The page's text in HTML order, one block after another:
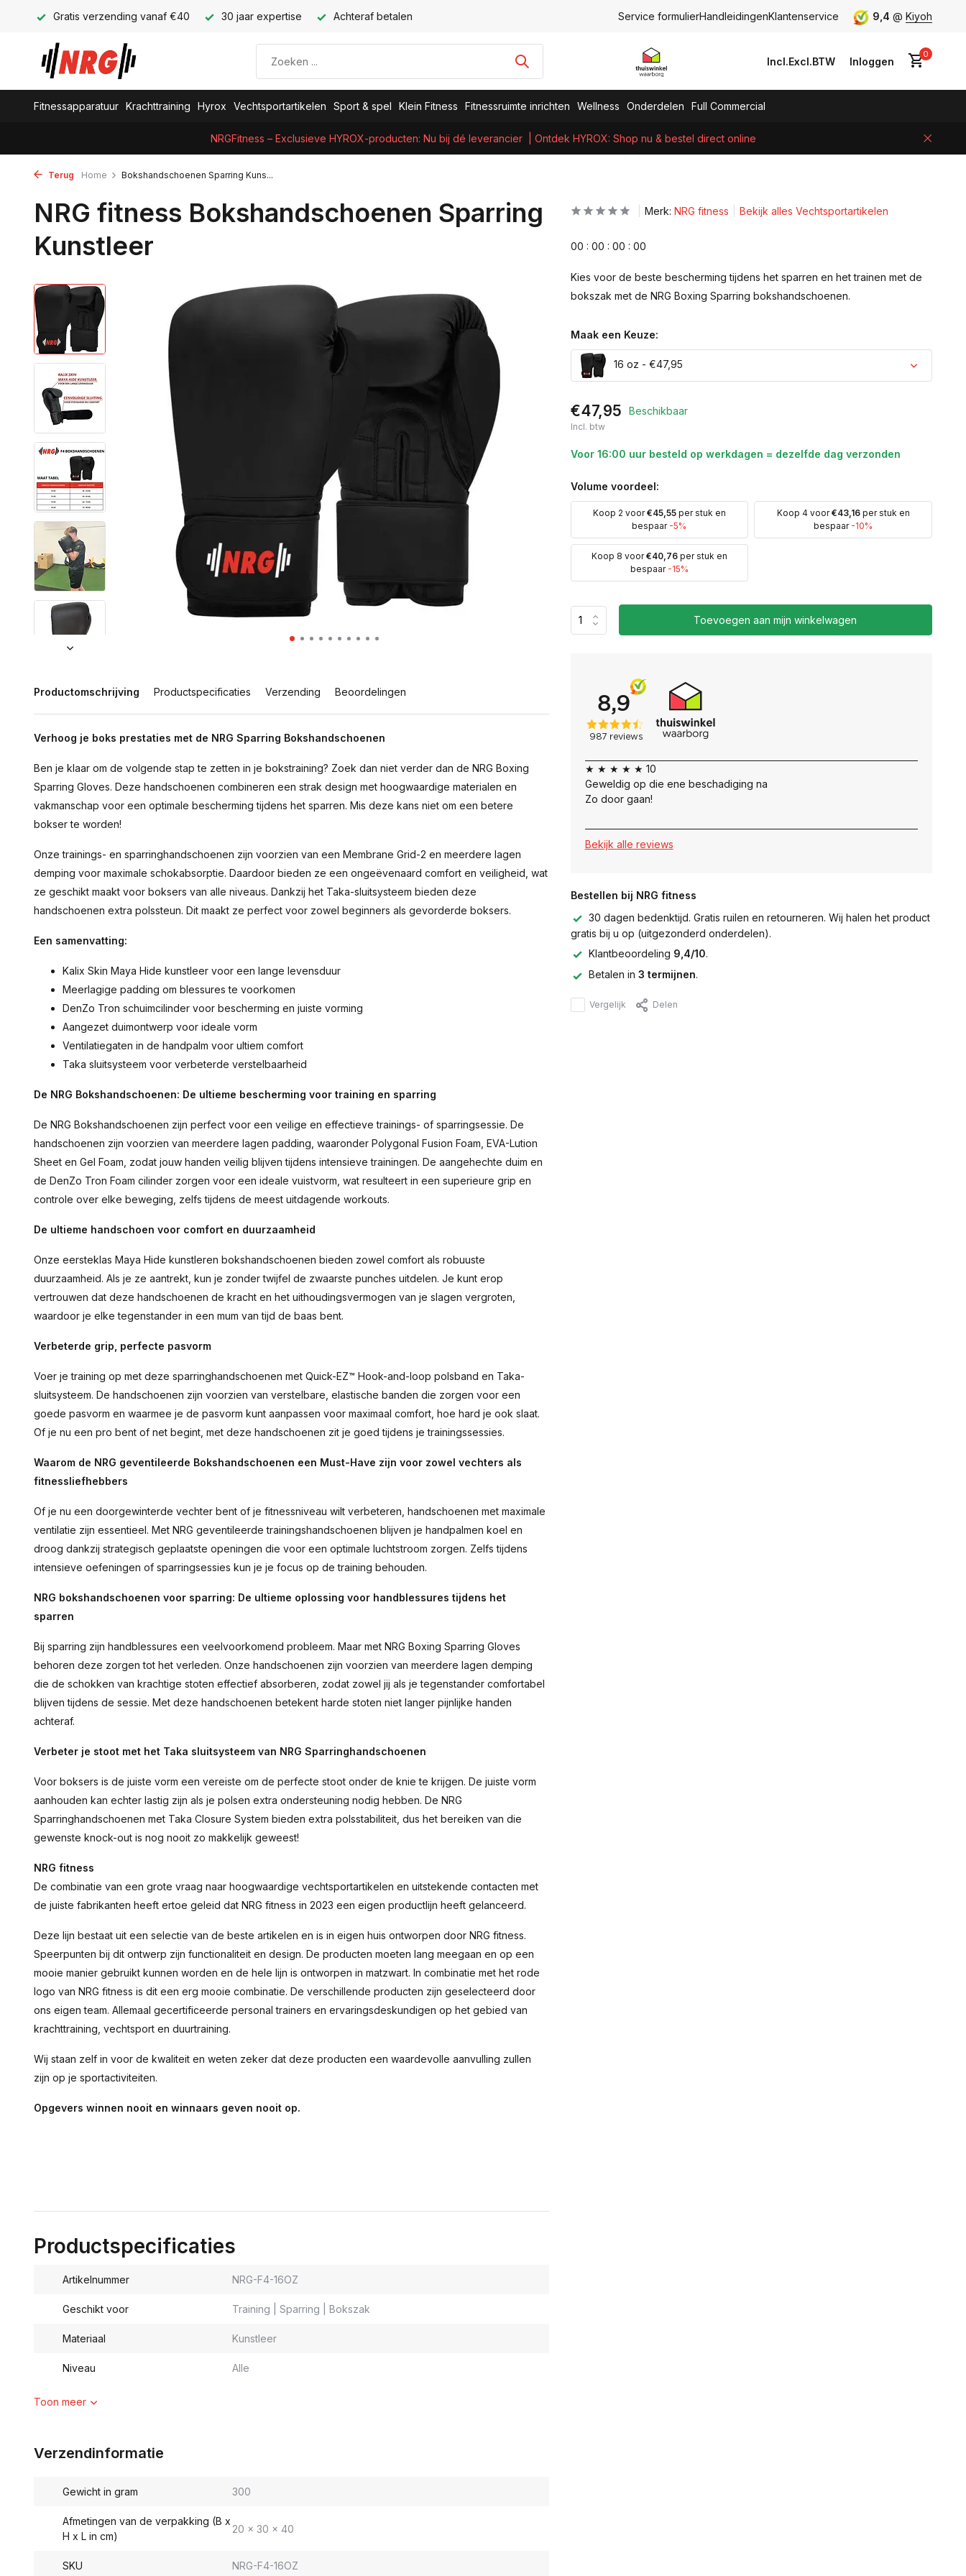
Gratis verzending vanaf €40 30 jaar expertise Achteraf betalen Service formulierHandleidingenKlantenservice 9,4 @ Kiyoh
Incl.Excl.BTW Inloggen
0
Fitnessapparatuur Krachttraining Hyrox Vechtsportartikelen Sport & spel Klein Fitness Fitnessruimte inrichten Wellness Onderdelen Full Commercial
NRGFitness – Exclusieve HYROX-producten: Nu bij dé leverancier | Ontdek HYROX: Shop nu & bestel direct online
Terug Home Bokshandschoenen Sparring Kuns...
NRG fitness Bokshandschoenen Sparring
Kunstleer
Productomschrijving Productspecificaties Verzending Beoordelingen
Verhoog je boks prestaties met de NRG Sparring Bokshandschoenen
Ben je klaar om de volgende stap te zetten in je bokstraining? Zoek dan niet verder dan de NRG Boxing
Sparring Gloves. Deze handschoenen combineren een strak design met hoogwaardige materialen en
vakmanschap voor een optimale bescherming tijdens het sparren. Mis deze kans niet om een betere
bokser te worden!
Onze trainings- en sparringhandschoenen zijn voorzien van een Membrane Grid-2 en meerdere lagen
demping voor maximale schokabsorptie. Daardoor bieden ze een ongeëvenaard comfort en veiligheid, wat
ze geschikt maakt voor boksers van alle niveaus. Dankzij het Taka-sluitsysteem bieden deze
handschoenen extra polssteun. Dit maakt ze perfect voor zowel beginners als gevorderde boksers.
Een samenvatting:
Kalix Skin Maya Hide kunstleer voor een lange levensduur
Meerlagige padding om blessures te voorkomen
DenZo Tron schuimcilinder voor bescherming en juiste vorming
Aangezet duimontwerp voor ideale vorm
Ventilatiegaten in de handpalm voor ultiem comfort
Taka sluitsysteem voor verbeterde verstelbaarheid
De NRG Bokshandschoenen: De ultieme bescherming voor training en sparring
De NRG Bokshandschoenen zijn perfect voor een veilige en effectieve trainings- of sparringsessie. De
handschoenen zijn voorzien van meerdere lagen padding, waaronder Polygonal Fusion Foam, EVA-Lution
Sheet en Gel Foam, zodat jouw handen veilig blijven tijdens intensieve trainingen. De aangehechte duim en
de DenZo Tron Foam cilinder zorgen voor een ideale vuistvorm, wat resulteert in een superieure grip en
controle over elke beweging, zelfs tijdens de meest uitdagende workouts.
De ultieme handschoen voor comfort en duurzaamheid
Onze eersteklas Maya Hide kunstleren bokshandschoenen bieden zowel comfort als robuuste
duurzaamheid. Als je ze aantrekt, kun je zonder twijfel de zwaarste punches uitdelen. Je kunt erop
vertrouwen dat deze handschoenen de kracht en het uithoudingsvermogen van je slagen vergroten,
waardoor je elke tegenstander in een mum van tijd de baas bent.
Verbeterde grip, perfecte pasvorm
Voer je training op met deze sparringhandschoenen met Quick-EZ™ Hook-and-loop polsband en Taka-
sluitsysteem. De handschoenen zijn voorzien van verstelbare, elastische banden die zorgen voor een
goede pasvorm en waarmee je de pasvorm kunt aanpassen voor maximaal comfort, hoe hard je ook slaat.
Of je nu een pro bent of net begint, met deze handschoenen zit je goed tijdens je trainingssessies.
Waarom de NRG geventileerde Bokshandschoenen een Must-Have zijn voor zowel vechters als
fitnessliefhebbers
Of je nu een doorgewinterde vechter bent of je fitnessniveau wilt verbeteren, handschoenen met maximale
ventilatie zijn essentieel. Met NRG geventileerde trainingshandschoenen blijven je handpalmen koel en
droog dankzij strategisch geplaatste openingen die voor een optimale luchtstroom zorgen. Zelfs tijdens
intensieve oefeningen of sparringsessies kun je je focus op de training behouden.
NRG bokshandschoenen voor sparring: De ultieme oplossing voor handblessures tijdens het
sparren
Bij sparring zijn handblessures een veelvoorkomend probleem. Maar met NRG Boxing Sparring Gloves
behoren deze zorgen tot het verleden. Onze handschoenen zijn voorzien van meerdere lagen demping
die de schokken van krachtige stoten effectief absorberen, zodat zowel jij als je tegenstander comfortabel
blijven tijdens de sessie. Met deze handschoenen betekent harde stoten niet langer pijnlijke handen
achteraf.
Verbeter je stoot met het Taka sluitsysteem van NRG Sparringhandschoenen
Voor boksers is de juiste vorm een vereiste om de perfecte stoot onder de knie te krijgen. De juiste vorm
aanhouden kan echter lastig zijn als je polsen extra ondersteuning nodig hebben. De NRG
Sparringhandschoenen met Taka Closure System bieden extra polsstabiliteit, dus het bereiken van die
gewenste knock-out is nog nooit zo makkelijk geweest!
NRG fitness
De combinatie van een grote vraag naar hoogwaardige vechtsportartikelen en uitstekende contacten met
de juiste fabrikanten heeft ertoe geleid dat NRG fitness in 2023 een eigen productlijn heeft gelanceerd.
Deze lijn bestaat uit een selectie van de beste artikelen en is in eigen huis ontworpen door NRG fitness.
Speerpunten bij dit ontwerp zijn functionaliteit en design. De producten moeten lang meegaan en op een
mooie manier gebruikt kunnen worden en de hele lijn is ontworpen in matzwart. In combinatie met het rode
logo van NRG fitness is dit een erg mooie combinatie. De verschillende producten zijn geselecteerd door
ons eigen team. Allemaal gecertificeerde personal trainers en ervaringsdeskundigen op het gebied van
krachttraining, vechtsport en duurtraining.
Wij staan zelf in voor de kwaliteit en weten zeker dat deze producten een waardevolle aanvulling zullen
zijn op je sportactiviteiten.
Opgevers winnen nooit en winnaars geven nooit op.
Productspecificaties
Artikelnummer NRG-F4-16OZ
Geschikt voor Training | Sparring | Bokszak
Materiaal Kunstleer
Niveau Alle
Toon meer
Verzendinformatie
Gewicht in gram 300
Afmetingen van de verpakking (B x
H x L in cm)
20 x 30 x 40
SKU NRG-F4-16OZ
Merk: NRG fitness Bekijk alles Vechtsportartikelen
00 : 00 : 00 : 00
Kies voor de beste bescherming tijdens het sparren en het trainen met de
bokszak met de NRG Boxing Sparring bokshandschoenen.
Maak een Keuze:
16 oz - €47,95
€47,95 Beschikbaar
Incl. btw
Voor 16:00 uur besteld op werkdagen = dezelfde dag verzonden
Volume voordeel:
Koop 2 voor€45,55per stuk en
bespaar -5%
Koop 4 voor€43,16per stuk en
bespaar -10%
Koop 8 voor€40,76per stuk en
bespaar -15%
Toevoegen aan mijn winkelwagen
★ ★ ★ ★ ★ 10
Geweldig op die ene beschadiging na
Zo door gaan!
Bekijk alle reviews
Bestellen bij NRG fitness
30 dagen bedenktijd. Gratis ruilen en retourneren. Wij halen het product
gratis bij u op (uitgezonderd onderdelen).
Klantbeoordeling 9,4/10.
Betalen in 3 termijnen.
Vergelijk Delen